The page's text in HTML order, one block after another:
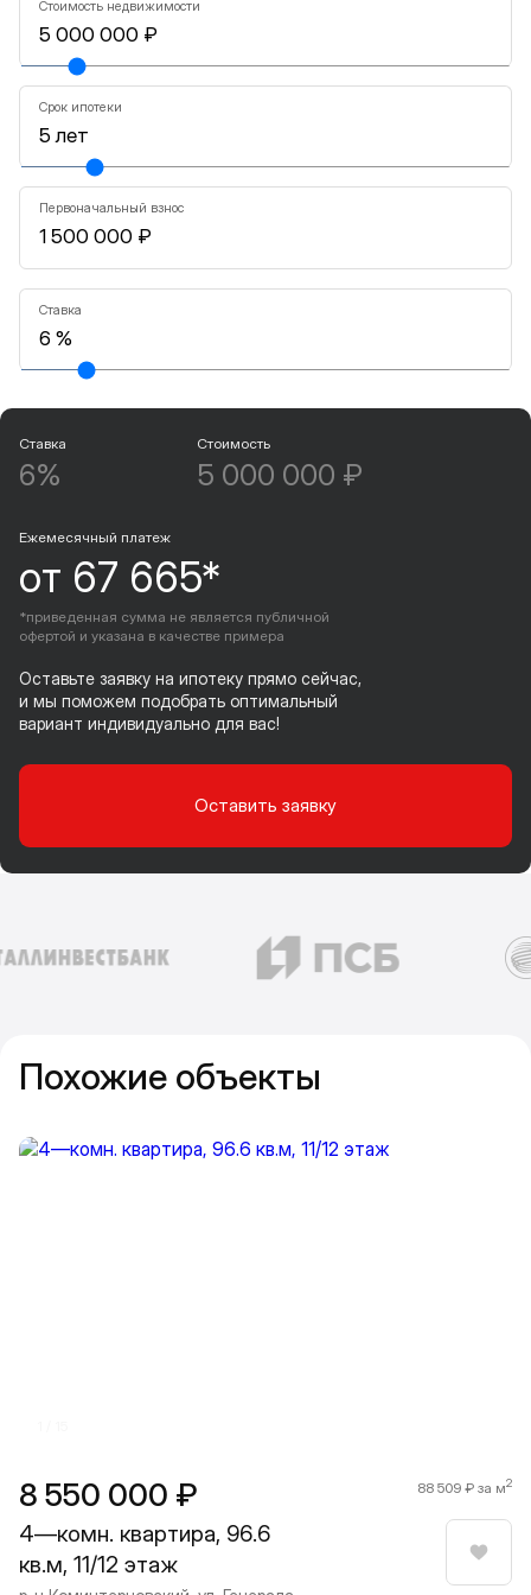
Стоимость недвижимости
Срок ипотеки
Первоначальный взнос
Ставка
Ставка
6%
Стоимость
5 000 000 ₽
Ежемесячный платеж
от 67 665*
*приведенная сумма не является публичной
офертой и указана в качестве примера
Оставьте заявку на ипотеку прямо сейчас,
и мы поможем подобрать оптимальный
вариант индивидуально для вас!
Оставить заявку
Похожие объекты
8 550 000 ₽ 88 509 ₽ за м2
4—комн. квартира, 96.6
кв.м, 11/12 этаж